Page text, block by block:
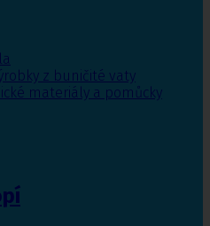
z buničité vaty
materiály a pomůcky